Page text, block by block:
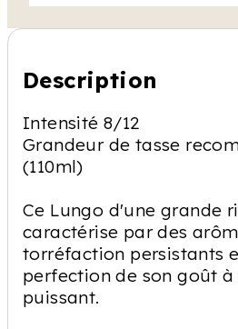
Description
Intensité 8/12
Grandeur de tasse
(110ml)
Ce Lungo d'une grande
caractérise par des
torréfaction persistants
perfection de son goût à
puissant.